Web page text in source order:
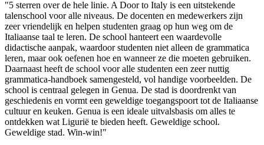
"5 sterren over de hele linie. A Door to Italy is een uitstekende
talenschool voor alle niveaus. De docenten en medewerkers zijn
zeer vriendelijk en helpen studenten graag op hun weg om de
Italiaanse taal te leren. De school hanteert een waardevolle
didactische aanpak, waardoor studenten niet alleen de grammatica
leren, maar ook oefenen hoe en wanneer ze die moeten gebruiken.
Daarnaast heeft de school voor alle studenten een zeer nuttig
grammatica-handboek samengesteld, vol handige voorbeelden. De
school is centraal gelegen in Genua. De stad is doordrenkt van
geschiedenis en vormt een geweldige toegangspoort tot de Italiaanse
cultuur en keuken. Genua is een ideale uitvalsbasis om alles te
ontdekken wat Ligurië te bieden heeft. Geweldige school.
Geweldige stad. Win-win!"